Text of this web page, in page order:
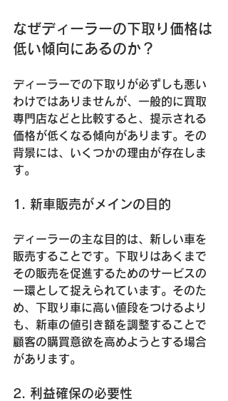
なぜディーラーの下取り価格は
低い傾向にあるのか？
ディーラーでの下取りが必ずしも悪い
わけではありませんが、一般的に買取
専門店などと比較すると、提示される
価格が低くなる傾向があります。その
背景には、いくつかの理由が存在しま
す。
1. 新車販売がメインの目的
ディーラーの主な目的は、新しい車を
販売することです。下取りはあくまで
その販売を促進するためのサービスの
一環として捉えられています。そのた
め、下取り車に高い値段をつけるより
も、新車の値引き額を調整することで
顧客の購買意欲を高めようとする場合
があります。
2. 利益確保の必要性